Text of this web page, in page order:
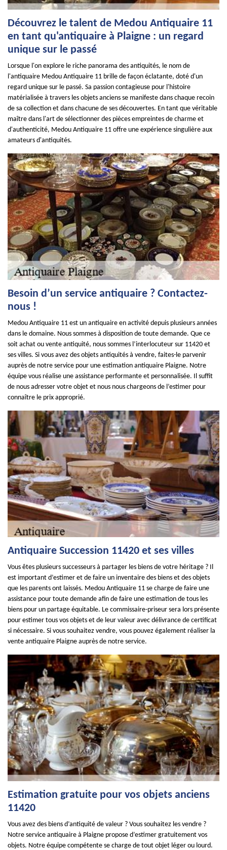
Découvrez le talent de Medou Antiquaire 11
en tant qu'antiquaire à Plaigne : un regard
unique sur le passé
Lorsque l'on explore le riche panorama des antiquités, le nom de
l'antiquaire Medou Antiquaire 11 brille de façon éclatante, doté d'un
regard unique sur le passé. Sa passion contagieuse pour l'histoire
matérialisée à travers les objets anciens se manifeste dans chaque recoin
de sa collection et dans chacune de ses découvertes. En tant que véritable
maître dans l'art de sélectionner des pièces empreintes de charme et
d'authenticité, Medou Antiquaire 11 offre une expérience singulière aux
amateurs d'antiquités.
Besoin d’un service antiquaire ? Contactez-
nous !
Medou Antiquaire 11 est un antiquaire en activité depuis plusieurs années
dans le domaine. Nous sommes à disposition de toute demande. Que ce
soit achat ou vente antiquité, nous sommes l’interlocuteur sur 11420 et
ses villes. Si vous avez des objets antiquités à vendre, faites-le parvenir
auprès de notre service pour une estimation antiquaire Plaigne. Notre
équipe vous réalise une assistance performante et personnalisée. Il suffit
de nous adresser votre objet et nous nous chargeons de l’estimer pour
connaître le prix approprié.
Antiquaire Succession 11420 et ses villes
Vous êtes plusieurs successeurs à partager les biens de votre héritage ? Il
est important d’estimer et de faire un inventaire des biens et des objets
que les parents ont laissés. Medou Antiquaire 11 se charge de faire une
assistance pour toute demande afin de faire une estimation de tous les
biens pour un partage équitable. Le commissaire-priseur sera lors présente
pour estimer tous vos objets et de leur valeur avec délivrance de certificat
si nécessaire. Si vous souhaitez vendre, vous pouvez également réaliser la
vente antiquaire Plaigne auprès de notre service.
Estimation gratuite pour vos objets anciens
11420
Vous avez des biens d’antiquité de valeur ? Vous souhaitez les vendre ?
Notre service antiquaire à Plaigne propose d’estimer gratuitement vos
objets. Notre équipe compétente se charge de tout objet léger ou lourd.